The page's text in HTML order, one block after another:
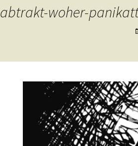
abtrakt-woher-